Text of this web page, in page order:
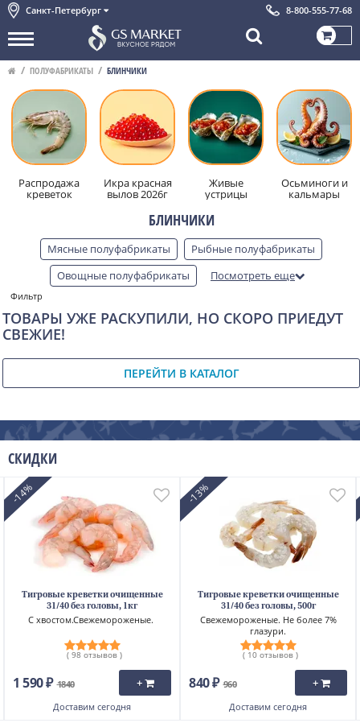
Санкт-Петербург 8-800-555-77-68
ПОЛУФАБРИКАТЫ БЛИНЧИКИ
Распродажа
креветок
Икра красная
вылов 2026г
Живые
устрицы
Осьминоги и
кальмары
БЛИНЧИКИ
Фильтр
Мясные полуфабрикаты
Рыбные полуфабрикаты
Овощные полуфабрикаты
Посмотреть еще
Котлеты
Колбаски Блинчики
Пицца и пироги
Тесто
Фарш Суповые наборы Шашлык
Чебуреки
Скрыть
ТОВАРЫ УЖЕ РАСКУПИЛИ, НО СКОРО ПРИЕДУТ
СВЕЖИЕ!
ПЕРЕЙТИ В КАТАЛОГ
СКИДКИ
-14%
Тигровые креветки очищенные
31/40 без головы, 1кг
С хвостом.Свежемороженые.
( 98 отзывов )
1 590 ₽ 1840 +
Доставим сегодня
-13%
Тигровые креветки очищенные
31/40 без головы, 500г
Свежемороженые. Не более 7%
глазури.
( 10 отзывов )
840 ₽ 960 +
Доставим сегодня